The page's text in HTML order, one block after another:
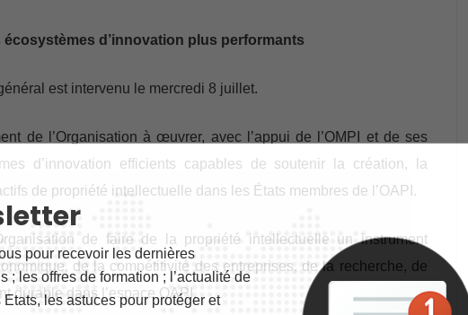
d’innovation plus performants
est intervenu le mercredi 8 juillet.
de l’Organisation à œuvrer, avec l’appui de l’OMPI et de ses
d’innovation efficients capables de soutenir la création, la
de propriété intellectuelle dans les États membres de l’OAPI.
de faire de la propriété intellectuelle un instrument
de la compétitivité des entreprises, de la recherche, de
durable dans l’espace OAPI.
pour recevoir les dernières
; les offres de formation ; l’actualité de
les astuces pour protéger et